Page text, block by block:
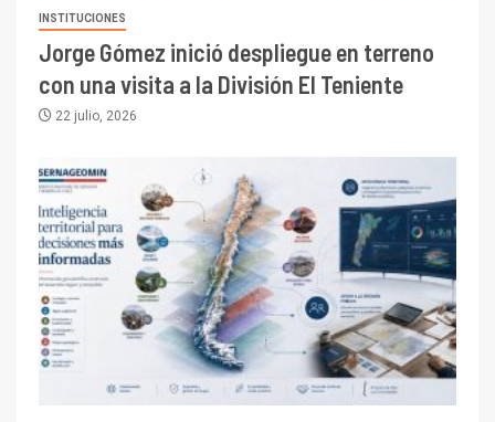
INSTITUCIONES
Jorge Gómez inició despliegue en terreno
con una visita a la División El Teniente
22 julio, 2026